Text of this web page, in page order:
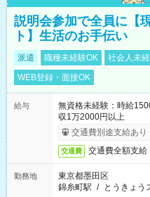
説明会参加で全員に【
ト】生活のお手伝い
派遣 職種未経験OK 社会人未
WEB登録・面接OK
給与
無資格未経験：時給
収1万2000円以上
交通費別途支給あり
交通費 交通費全額支給
勤務地
東京都墨田区
錦糸町駅 / とうきょう